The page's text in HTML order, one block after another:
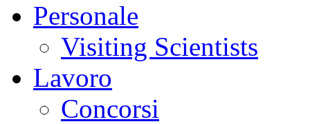
Personale
Visiting Scientists
Lavoro
Concorsi